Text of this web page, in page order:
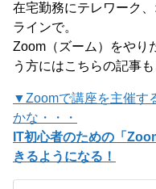
在宅勤務にテレワーク
ラインで。
Zoom（ズーム）をやり
う方にはこちらの記事も
▼Zoomで講座を主催す
かな・・・
IT初心者のための「
きるようになる！